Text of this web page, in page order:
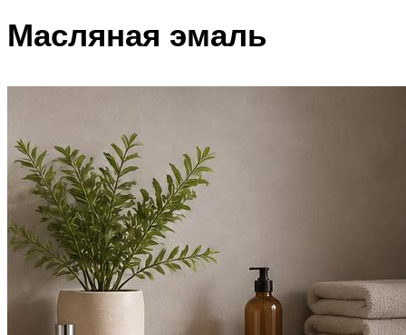
Масляная эмаль